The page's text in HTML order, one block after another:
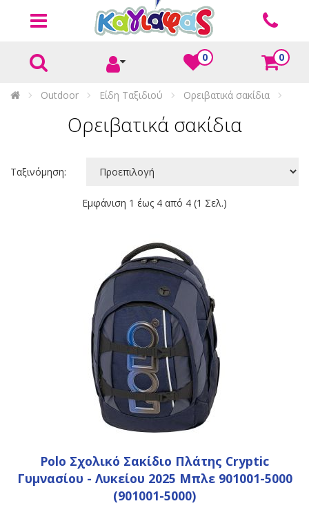
0 0
Outdoor Είδη Ταξιδιού Ορειβατικά σακίδια
Ορειβατικά σακίδια
Ταξινόμηση:
Εμφάνιση 1 έως 4 από 4 (1 Σελ.)
Polo Σχολικό Σακίδιο Πλάτης Cryptic
Γυμνασίου - Λυκείου 2025 Μπλε 901001-5000
(901001-5000)